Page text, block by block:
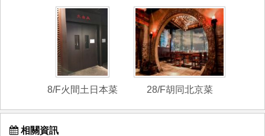
8/F火間土日本菜 28/F胡同北京菜
相關資訊